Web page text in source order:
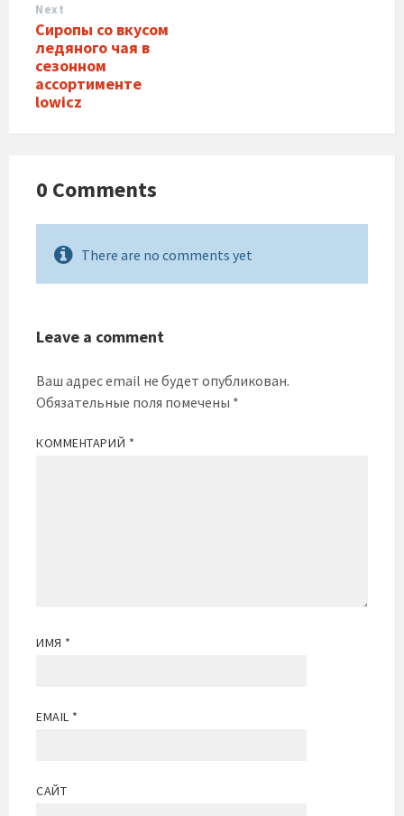
Next
Сиропы со вкусом
ледяного чая в
сезонном
ассортименте
lowicz
0 Comments
There are no comments yet
Leave a comment
Ваш адрес email не будет опубликован.
Обязательные поля помечены *
КОММЕНТАРИЙ *
ИМЯ *
EMAIL *
САЙТ